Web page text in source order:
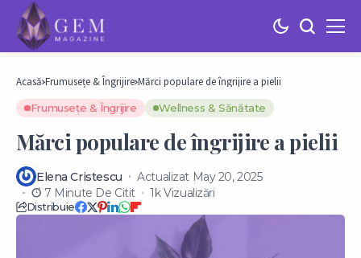
Acasă Frumusețe & Îngrijire Mărci populare de îngrijire a pielii
Frumusețe & Îngrijire Wellness & Sănătate
Mărci populare de îngrijire a pielii
Elena Cristescu
Actualizat May 20, 2025
7 Minute De Citit
1k Vizualizări
Distribuie